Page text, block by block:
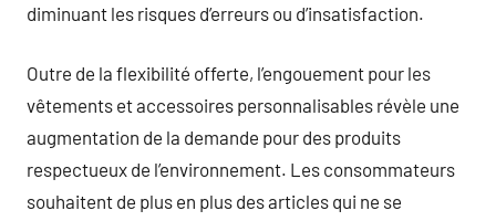
diminuant les risques d’erreurs ou d’insatisfaction.
Outre de la flexibilité offerte, l’engouement pour les
vêtements et accessoires personnalisables révèle une
augmentation de la demande pour des produits
respectueux de l’environnement. Les consommateurs
souhaitent de plus en plus des articles qui ne se